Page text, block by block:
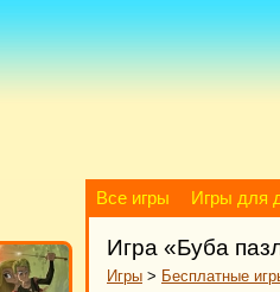
Все игры Игры для
Игра «Буба
Игры > Бесплатные